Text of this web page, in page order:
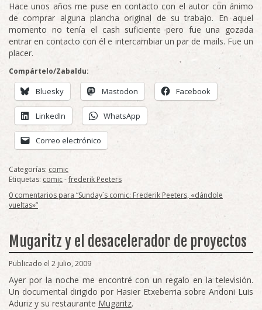
Hace unos años me puse en contacto con el autor con ánimo
de comprar alguna plancha original de su trabajo. En aquel
momento no tenía el cash suficiente pero fue una gozada
entrar en contacto con él e intercambiar un par de mails. Fue un
placer.
Compártelo/Zabaldu:
Bluesky Mastodon Facebook
LinkedIn WhatsApp
Correo electrónico
Categorías: comic
Etiquetas: comic-frederik Peeters
0 comentarios para “Sunday´s comic: Frederik Peeters, «dándole
vueltas»”
Mugaritz y el desacelerador de proyectos
Publicado el 2 julio, 2009
Ayer por la noche me encontré con un regalo en la televisión.
Un documental dirigido por Hasier Etxeberria sobre Andoni Luis
Aduriz y su restaurante Mugaritz.